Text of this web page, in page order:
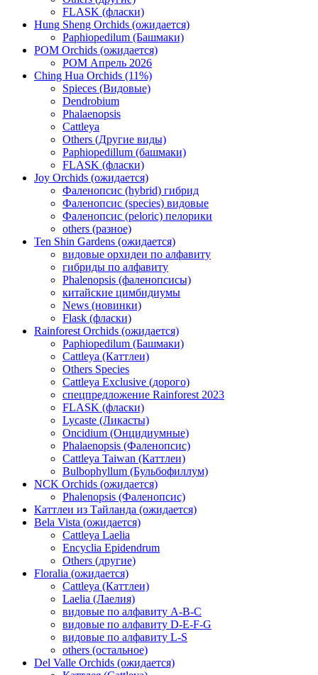
FLASK (фласки)
Hung Sheng Orchids (ожидается)
Paphiopedilum (Башмаки)
POM Orchids (ожидается)
POM Апрель 2026
Ching Hua Orchids (11%)
Spieces (Видовые)
Dendrobium
Phalaenopsis
Cattleya
Others (Другие виды)
Paphiopedillum (башмаки)
FLASK (фласки)
Joy Orchids (ожидается)
Фаленопсис (hybrid) гибрид
Фаленопсис (species) видовые
Фаленопсис (peloric) пелорики
others (разное)
Ten Shin Gardens (ожидается)
видовые орхидеи по алфавиту
гибриды по алфавиту
Phalenopsis (фаленопсисы)
китайские цимбидиумы
News (новинки)
Flask (фласки)
Rainforest Orchids (ожидается)
Paphiopedilum (Башмаки)
Cattleya (Каттлеи)
Others Species
Cattleya Exclusive (дорого)
спецпредложение Rainforest 2023
FLASK (фласки)
Lycaste (Ликасты)
Oncidium (Онцидиумные)
Phalaenopsis (Фаленопсис)
Cattleya Taiwan (Каттлеи)
Bulbophyllum (Бульбофиллум)
NCK Orchids (ожидается)
Phalenopsis (Фаленопсис)
Каттлеи из Тайланда (ожидается)
Bela Vista (ожидается)
Cattleya Laelia
Encyclia Epidendrum
Others (другие)
Floralia (ожидается)
Cattleya (Каттлеи)
Laelia (Лаелия)
видовые по алфавиту A-B-C
видовые по алфавиту D-E-F-G
видовые по алфавиту L-S
others (остальное)
Del Valle Orchids (ожидается)